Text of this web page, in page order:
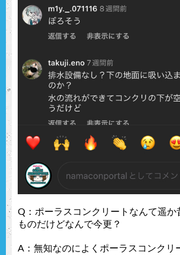
Q：ポーラスコンクリートなんて遥か
ものだけどなんで今更？
A：無知なのによくポーラスコンクリ